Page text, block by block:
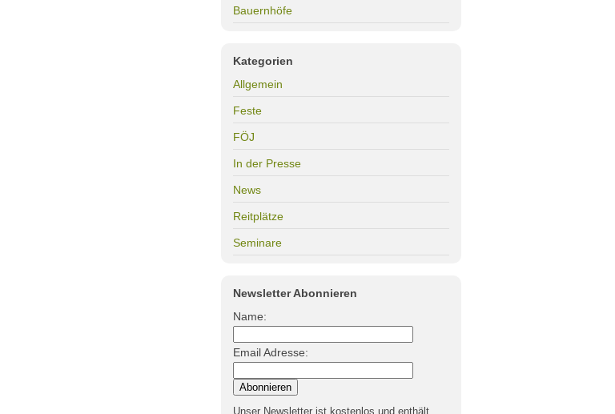
Bauernhöfe
Kategorien
Allgemein
Feste
FÖJ
In der Presse
News
Reitplätze
Seminare
Newsletter Abonnieren
Name:
Email Adresse:
Unser Newsletter ist kostenlos und enthält